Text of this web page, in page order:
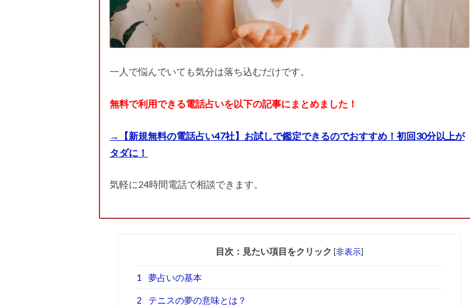
一人で悩んでいても気分は落ち込むだけです。
無料で利用できる電話占いを以下の記事にまとめました！
→【新規無料の電話占い47社】お試しで鑑定できるのでおすすめ！初回30分以上が
タダに！
気軽に24時間電話で相談できます。
目次：見たい項目をクリック [非表示]
1 夢占いの基本
2 テニスの夢の意味とは？